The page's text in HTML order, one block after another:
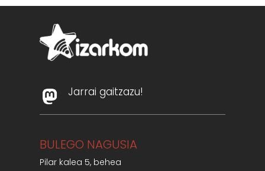
Jarrai gaitzazu!
BULEGO NAGUSIA
Pilar kalea 5, behea